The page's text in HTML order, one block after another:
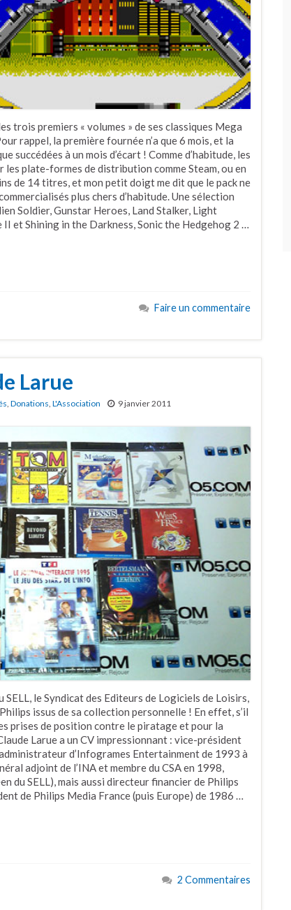
trois premiers « volumes » de ses classiques Mega
rappel, la première fournée n’a que 6 mois, et la
succédées à un mois d’écart ! Comme d’habitude, les
les plate-formes de distribution comme Steam, ou en
de 14 titres, et mon petit doigt me dit que le pack ne
plus chers d’habitude. Une sélection
Soldier, Gunstar Heroes, Land Stalker, Light
et Shining in the Darkness, Sonic the Hedgehog 2 …
Faire un commentaire
Larue
Donations L'Association 9 janvier 2011
SELL, le Syndicat des Editeurs de Logiciels de Loisirs,
issus de sa collection personnelle ! En effet, s’il
prises de position contre le piratage et pour la
Larue a un CV impressionnant : vice-président
d’Infogrames Entertainment de 1993 à
adjoint de l’INA et membre du CSA en 1998,
du SELL), mais aussi directeur financier de Philips
de Philips Media France (puis Europe) de 1986 …
2 Commentaires